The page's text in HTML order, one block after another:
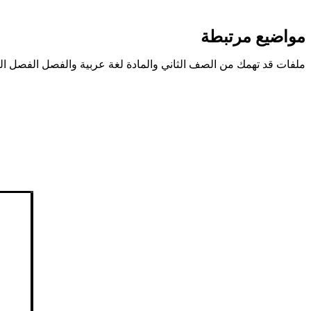
مواضيع مرتبطة
ملفات قد تهمك من الصف الثاني والمادة لغة عربية والفصل الفصل